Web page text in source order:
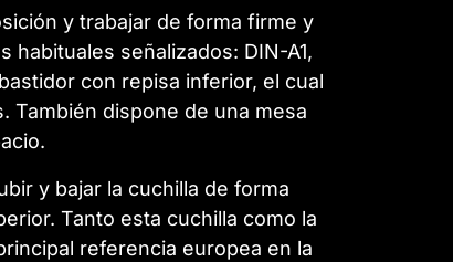
y trabajar de forma firme y
señalizados: DIN-A1,
con repisa inferior, el cual
También dispone de una mesa
y bajar la cuchilla de forma
Tanto esta cuchilla como la
referencia europea en la